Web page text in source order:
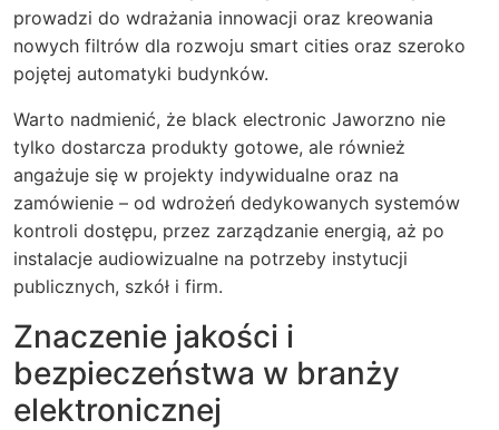
prowadzi do wdrażania innowacji oraz kreowania
nowych filtrów dla rozwoju smart cities oraz szeroko
pojętej automatyki budynków.
Warto nadmienić, że black electronic Jaworzno nie
tylko dostarcza produkty gotowe, ale również
angażuje się w projekty indywidualne oraz na
zamówienie – od wdrożeń dedykowanych systemów
kontroli dostępu, przez zarządzanie energią, aż po
instalacje audiowizualne na potrzeby instytucji
publicznych, szkół i firm.
Znaczenie jakości i
bezpieczeństwa w branży
elektronicznej